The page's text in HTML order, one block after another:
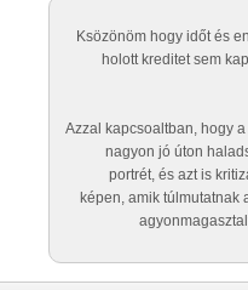
Ksözönöm hogy időt és
holott kreditet sem
Azzal kapcsoaltban, hogy
nagyon jó úton
portrét, és azt is
képen, amik túlmutatnak